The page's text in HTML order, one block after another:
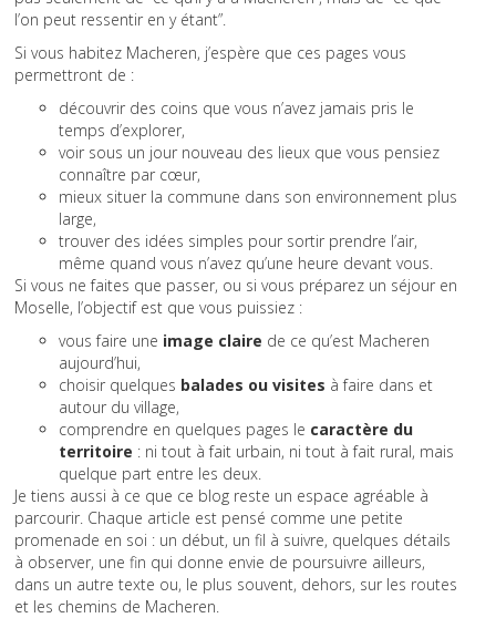
l’on peut ressentir en y étant”.
Si vous habitez Macheren, j’espère que ces pages vous
permettront de :
découvrir des coins que vous n’avez jamais pris le
temps d’explorer,
voir sous un jour nouveau des lieux que vous pensiez
connaître par cœur,
mieux situer la commune dans son environnement plus
large,
trouver des idées simples pour sortir prendre l’air,
même quand vous n’avez qu’une heure devant vous.
Si vous ne faites que passer, ou si vous préparez un séjour en
Moselle, l’objectif est que vous puissiez :
vous faire une image claire de ce qu’est Macheren
aujourd’hui,
choisir quelques balades ou visites à faire dans et
autour du village,
comprendre en quelques pages le caractère du
territoire : ni tout à fait urbain, ni tout à fait rural, mais
quelque part entre les deux.
Je tiens aussi à ce que ce blog reste un espace agréable à
parcourir. Chaque article est pensé comme une petite
promenade en soi : un début, un fil à suivre, quelques détails
à observer, une fin qui donne envie de poursuivre ailleurs,
dans un autre texte ou, le plus souvent, dehors, sur les routes
et les chemins de Macheren.